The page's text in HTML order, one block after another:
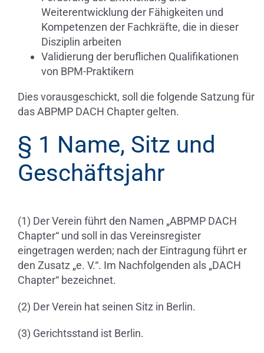
Weiterentwicklung der Fähigkeiten und
Kompetenzen der Fachkräfte, die in dieser
Disziplin arbeiten
Validierung der beruflichen Qualifikationen
von BPM-Praktikern
Dies vorausgeschickt, soll die folgende Satzung für
das ABPMP DACH Chapter gelten.
§ 1 Name, Sitz und
Geschäftsjahr
(1) Der Verein führt den Namen „ABPMP DACH
Chapter“ und soll in das Vereinsregister
eingetragen werden; nach der Eintragung führt er
den Zusatz „e. V.“. Im Nachfolgenden als „DACH
Chapter“ bezeichnet.
(2) Der Verein hat seinen Sitz in Berlin.
(3) Gerichtsstand ist Berlin.